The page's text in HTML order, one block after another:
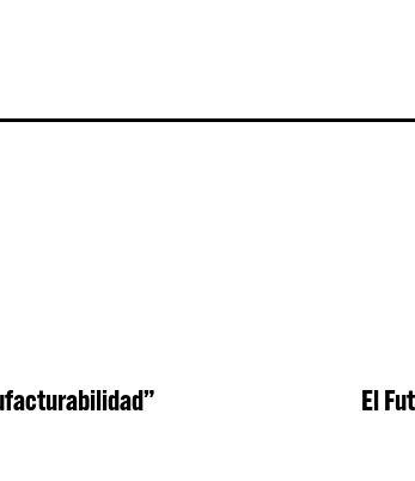
El